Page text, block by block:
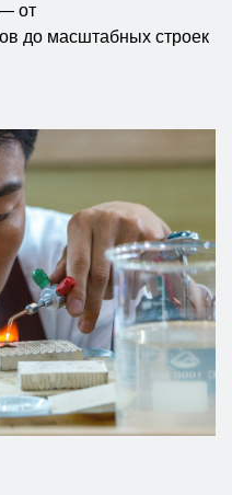
от
до масштабных строек